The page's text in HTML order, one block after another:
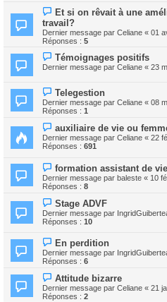
Et si on rêvait à une
travail?
Dernier message par Celiane « 01
Réponses : 5
Témoignages positifs
Dernier message par Celiane « 23
Telegestion
Dernier message par Celiane « 08
Réponses : 1
auxiliaire de vie ou
Dernier message par Celiane « 22
Réponses : 691
formation assistant de
Dernier message par baleste « 10
Réponses : 8
Stage ADVF
Dernier message par
Réponses : 10
En perdition
Dernier message par
Réponses : 6
Attitude bizarre
Dernier message par Celiane « 21
Réponses : 2